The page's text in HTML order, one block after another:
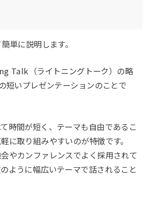
単に説明します。
Talk（ライトニングトーク）の略
短いプレゼンテーションのことで
時間が短く、テーマも自由であるこ
に取り組みやすいのが特徴です。
やカンファレンスでよく採用されて
ように幅広いテーマで話されること